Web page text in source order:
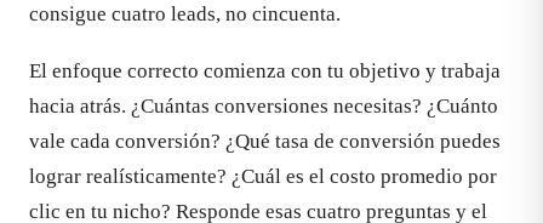
consigue cuatro leads, no cincuenta.
El enfoque correcto comienza con tu objetivo y trabaja
hacia atrás. ¿Cuántas conversiones necesitas? ¿Cuánto
vale cada conversión? ¿Qué tasa de conversión puedes
lograr realísticamente? ¿Cuál es el costo promedio por
clic en tu nicho? Responde esas cuatro preguntas y el